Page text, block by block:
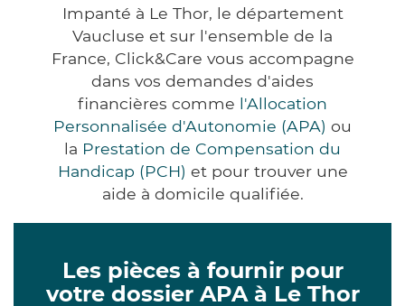
Impanté à Le Thor, le département
Vaucluse et sur l'ensemble de la
France, Click&Care vous accompagne
dans vos demandes d'aides
financières comme l'Allocation
Personnalisée d'Autonomie (APA) ou
la Prestation de Compensation du
Handicap (PCH) et pour trouver une
aide à domicile qualifiée.
Les pièces à fournir pour
votre dossier APA à Le Thor